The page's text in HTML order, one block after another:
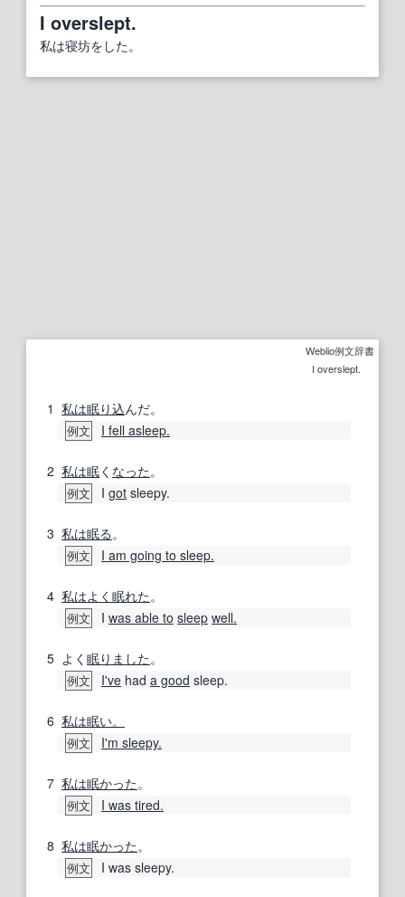
I overslept.
私は寝坊をした。
Weblio例文辞書
I overslept.
1 私は眠り込んだ。
例文 I fell asleep.
2 私は眠く なった。
例文 I got sleepy.
3 私は眠る 。
例文 I am going to sleep.
4 私はよく眠れた。
例文 I was able to sleep well.
5 よく 眠り ました。
例文 I've had a good sleep.
6 私は眠い。
例文 I'm sleepy.
7 私は眠かった。
例文 I was tired.
8 私は眠かった。
例文 I was sleepy.